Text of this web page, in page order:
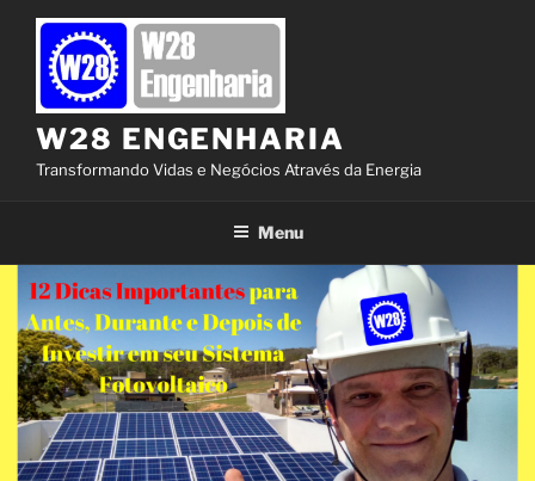
Pular
conteúdo
W28 ENGENHARIA
Transformando Vidas e Negócios Através da Energia
Menu